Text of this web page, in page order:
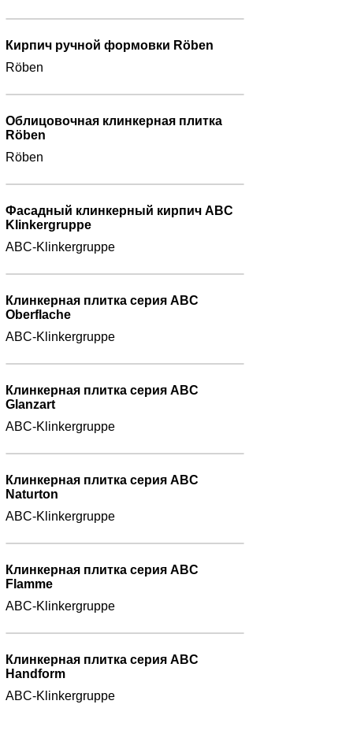
Кирпич ручной формовки Röben
Röben
Облицовочная клинкерная плитка
Röben
Röben
Фасадный клинкерный кирпич ABC
Klinkergruppe
ABC-Klinkergruppe
Клинкерная плитка серия ABC
Oberflache
ABC-Klinkergruppe
Клинкерная плитка серия ABC
Glanzart
ABC-Klinkergruppe
Клинкерная плитка серия ABC
Naturton
ABC-Klinkergruppe
Клинкерная плитка серия ABC
Flamme
ABC-Klinkergruppe
Клинкерная плитка серия ABC
Handform
ABC-Klinkergruppe